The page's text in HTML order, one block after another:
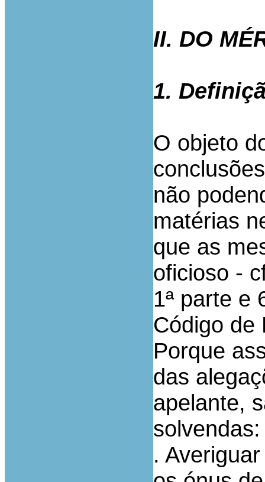
II. DO
1.
O objeto
não
matérias
que as
oficioso -
1ª parte e
Código de
Porque
das
apelante,
solvendas:
.